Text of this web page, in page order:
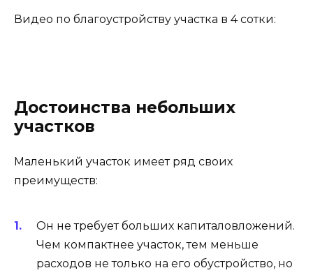
Видео по благоустройству участка в 4 сотки:
Достоинства небольших
участков
Маленький участок имеет ряд своих
преимуществ:
Он не требует больших капиталовложений.
Чем компактнее участок, тем меньше
расходов не только на его обустройство, но